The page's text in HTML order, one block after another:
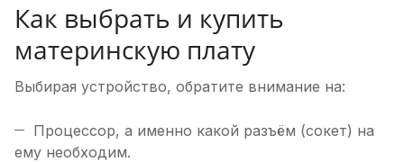
Как выбрать и купить
материнскую плату
Выбирая устройство, обратите внимание на:
Процессор, а именно какой разъём (сокет) на
ему необходим.